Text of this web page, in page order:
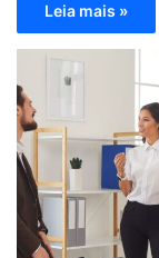
Leia mais »